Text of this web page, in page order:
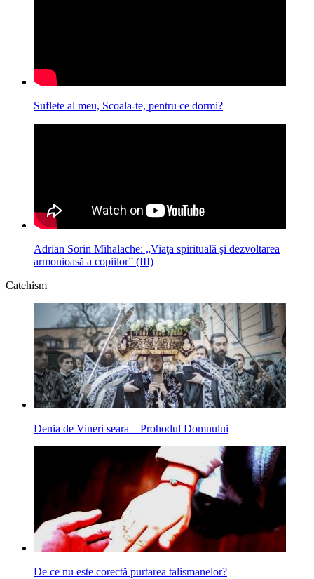
Suflete al meu, Scoala-te, pentru ce dormi?
Adrian Sorin Mihalache: „Viaţa spirituală şi dezvoltarea
armonioasă a copiilor” (III)
Catehism
Denia de Vineri seara – Prohodul Domnului
De ce nu este corectă purtarea talismanelor?